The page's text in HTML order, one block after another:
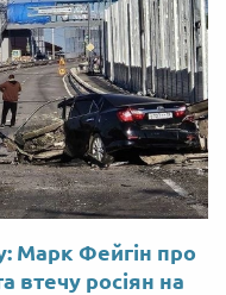
Марк Фейгін про
втечу росіян на